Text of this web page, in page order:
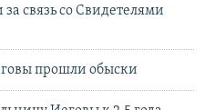
связь со Свидетелями
прошли обыски